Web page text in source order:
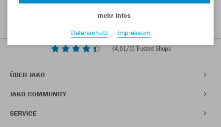
(4,61/5) Trusted Shops
ÜBER JAKO
JAKO COMMUNITY
SERVICE
mehr Infos
Datenschutz
Impressum